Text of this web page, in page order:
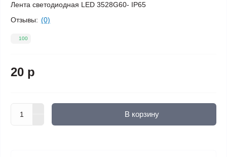
Лента светодиодная LED 3528G60- IP65
Отзывы: (0)
100
20 р
В корзину